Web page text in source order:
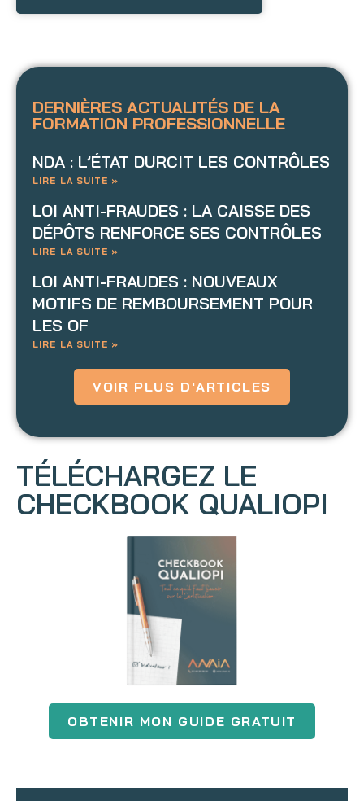
DERNIÈRES ACTUALITÉS DE LA
FORMATION PROFESSIONNELLE
NDA : L’ÉTAT DURCIT LES CONTRÔLES
LIRE LA SUITE »
LOI ANTI-FRAUDES : LA CAISSE DES
DÉPÔTS RENFORCE SES CONTRÔLES
LIRE LA SUITE »
LOI ANTI-FRAUDES : NOUVEAUX
MOTIFS DE REMBOURSEMENT POUR
LES OF
LIRE LA SUITE »
VOIR PLUS D'ARTICLES
TÉLÉCHARGEZ LE
CHECKBOOK QUALIOPI
OBTENIR MON GUIDE GRATUIT